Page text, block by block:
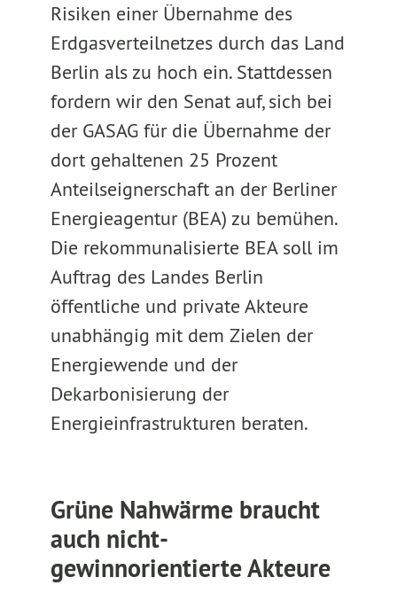
Risiken einer Übernahme des
Erdgasverteilnetzes durch das Land
Berlin als zu hoch ein. Stattdessen
fordern wir den Senat auf, sich bei
der GASAG für die Übernahme der
dort gehaltenen 25 Prozent
Anteilseignerschaft an der Berliner
Energieagentur (BEA) zu bemühen.
Die rekommunalisierte BEA soll im
Auftrag des Landes Berlin
öffentliche und private Akteure
unabhängig mit dem Zielen der
Energiewende und der
Dekarbonisierung der
Energieinfrastrukturen beraten.
Grüne Nahwärme braucht
auch nicht-
gewinnorientierte Akteure